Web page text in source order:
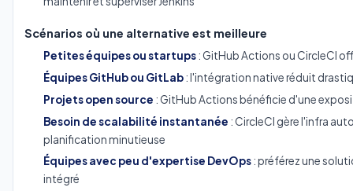
Scénarios où une alternative est meilleure
Petites équipes ou startups: GitHub Actions ou CircleCI
Équipes GitHub ou GitLab: l'intégration native réduit
Projets open source : GitHub Actions bénéficie d'une
Besoin de scalabilité instantanée : CircleCI gère l'infra
planification minutieuse
Équipes avec peu d'expertise DevOps: préférez une
intégré